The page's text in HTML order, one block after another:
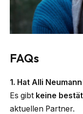
FAQs
1. Hat Alli
Es gibt keine
aktuellen Partner.